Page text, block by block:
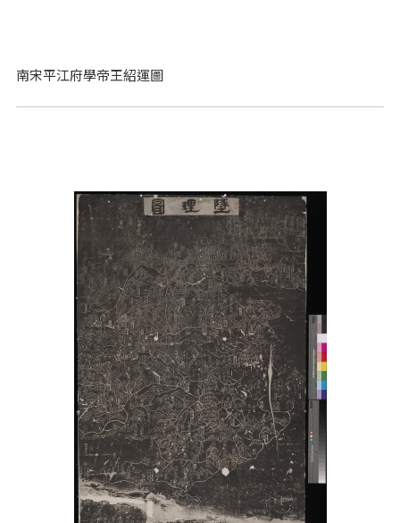
南宋平江府學帝王紹運圖